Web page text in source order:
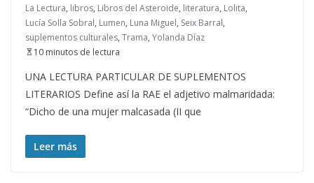
La Lectura, libros, Libros del Asteroide, literatura, Lolita,
Lucía Solla Sobral, Lumen, Luna Miguel, Seix Barral,
suplementos culturales, Trama, Yolanda Díaz
10 minutos de lectura
UNA LECTURA PARTICULAR DE SUPLEMENTOS
LITERARIOS Define así la RAE el adjetivo malmaridada:
“Dicho de una mujer malcasada (II que
Leer más